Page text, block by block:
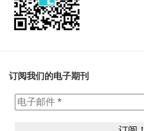
订阅我们的电子期刊